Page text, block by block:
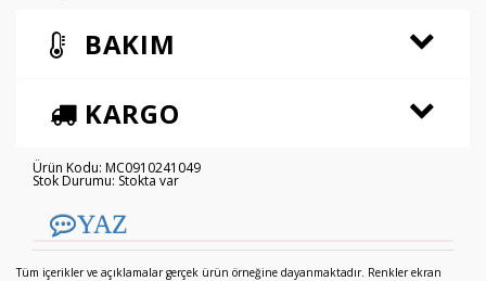
BAKIM
KARGO
Ürün Kodu: MC0910241049
Stok Durumu: Stokta var
YAZ
Tüm içerikler ve açıklamalar gerçek ürün örneğine dayanmaktadır. Renkler ekran